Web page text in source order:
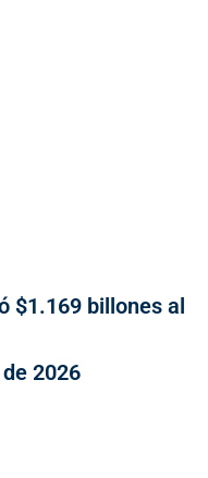
$1.169 billones al
2026